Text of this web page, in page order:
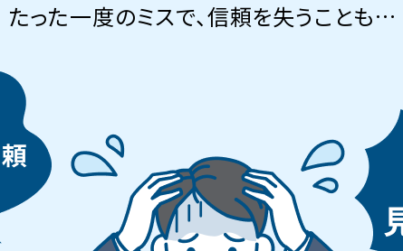
たった一度のミスで、信頼を失うことも…